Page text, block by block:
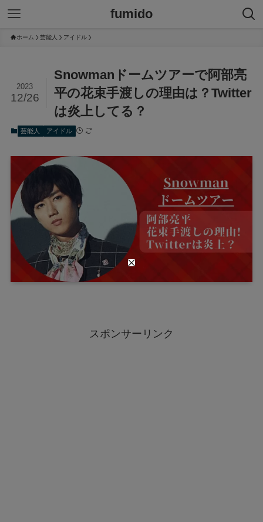
fumido
ホーム 芸能人 アイドル
Snowmanドームツアーで阿部亮
平の花束手渡しの理由は？Twitter
は炎上してる？
2023
12/26
芸能人 アイドル
スポンサーリンク